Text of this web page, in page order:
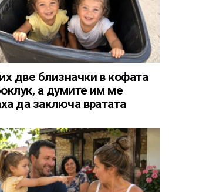
две близначки в кофата
а думите им ме
да заключа вратата